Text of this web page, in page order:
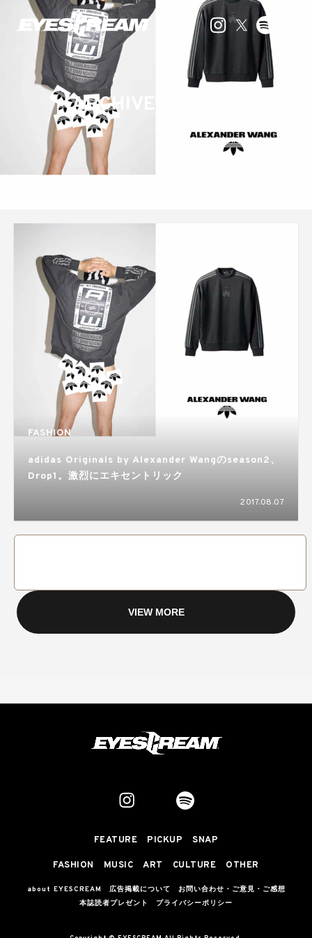
ARCHIVE
FASHION
adidas Originals by Alexander Wangのseason2、
Drop1。激烈にエキセントリック
2017.08.07
VIEW MORE
FEATURE PICKUP SNAP
FASHION MUSIC ART CULTURE OTHER
about EYESCREAM 広告掲載について
お問い合わせ・ご意見・ご感想
本誌読者プレゼント
プライバシーポリシー